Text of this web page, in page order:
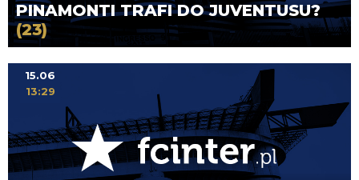
PINAMONTI TRAFI DO JUVENTUSU?
(23)
15.06
13:29